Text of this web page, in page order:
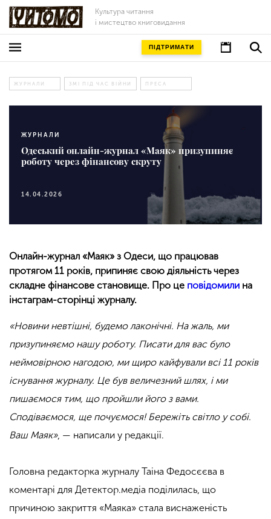
Культура читання
і мистецтво книговидання
ПІДТРИМАТИ
ЖУРНАЛИ ЗМІ ПІД ЧАС ВІЙНИ ПРЕСА
ЖУРНАЛИ
Одеський онлайн-журнал «Маяк» призупиняє
роботу через фінансову скруту
14.04.2026
Онлайн-журнал «Маяк» з Одеси, що працював
протягом 11 років, припиняє свою діяльність через
складне фінансове становище. Про це повідомили на
інстаграм-сторінці журналу.
«Новини невтішні, будемо лаконічні. На жаль, ми
призупиняємо нашу роботу. Писати для вас було
неймовірною нагодою, ми щиро кайфували всі 11 років
існування журналу. Це був величезний шлях, і ми
пишаємося тим, що пройшли його з вами.
Сподіваємося, ще почуємося! Бережіть світло у собі.
Ваш Маяк», — написали у редакції.
Головна редакторка журналу Таіна Федосєєва в
коментарі для Детектор.медіа поділилась, що
причиною закриття «Маяка» стала виснаженість